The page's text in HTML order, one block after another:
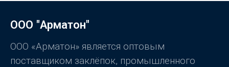
и
з
ООО "Арматон"
ООО «Арматон» является оптовым
поставщиком заклёпок, промышленного